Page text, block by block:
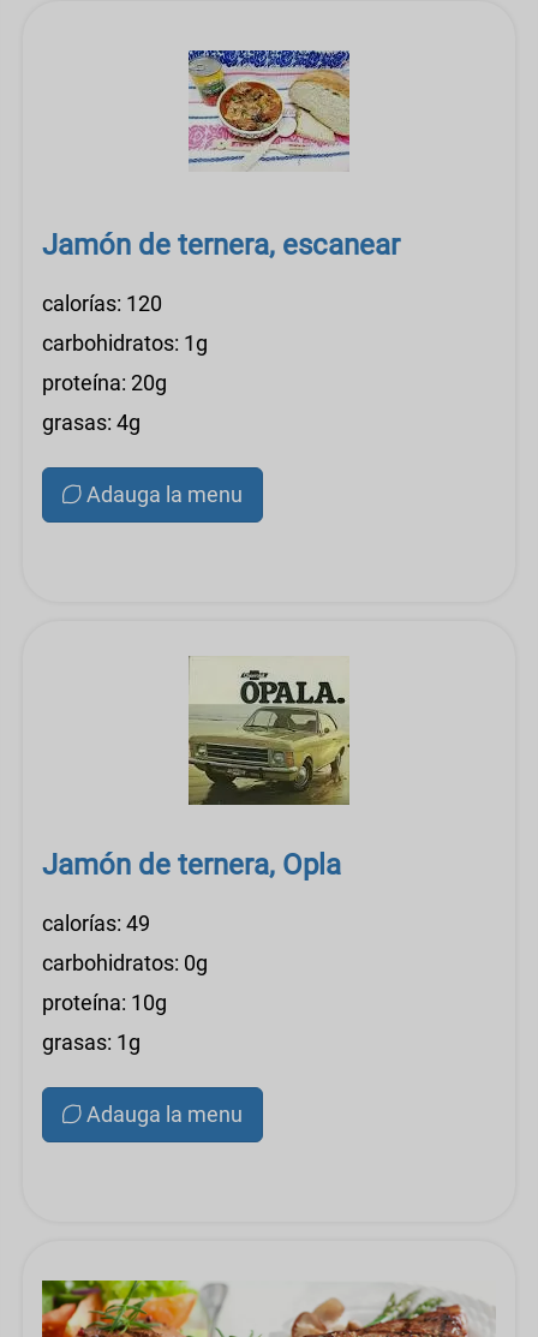
Jamón de ternera, escanear
calorías: 120
carbohidratos: 1g
proteína: 20g
grasas: 4g
Adauga la menu
Jamón de ternera, Opla
calorías: 49
carbohidratos: 0g
proteína: 10g
grasas: 1g
Adauga la menu